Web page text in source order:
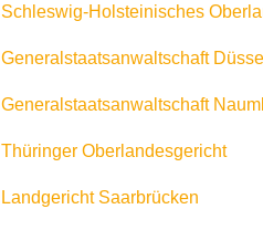
Schleswig-Holsteinisches
Generalstaatsanwaltschaft
Generalstaatsanwaltschaft
Thüringer Oberlandesgericht
Landgericht Saarbrücken